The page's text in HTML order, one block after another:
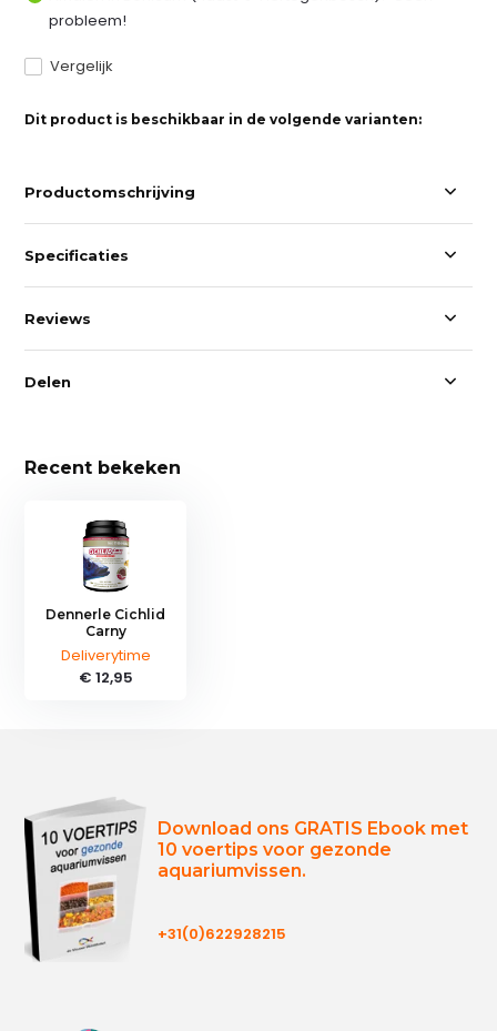
probleem!
Vergelijk
Dit product is beschikbaar in de volgende varianten:
Productomschrijving
Specificaties
Reviews
Delen
Recent bekeken
Dennerle Cichlid
Carny
Deliverytime
€ 12,95
Download ons GRATIS Ebook met
10 voertips voor gezonde
aquariumvissen.
+31(0)622928215